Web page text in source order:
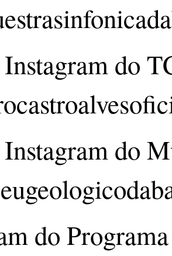
do
do
do